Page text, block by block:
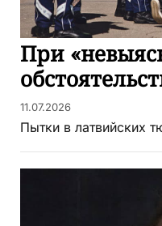
При
11.07.2026
Пытки в латвийских